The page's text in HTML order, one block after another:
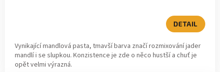
DETAIL
Vynikající mandlová pasta, tmavší barva značí rozmixování jader
mandlí i se slupkou. Konzistence je zde o něco hustší a chuť je
opět velmi výrazná.